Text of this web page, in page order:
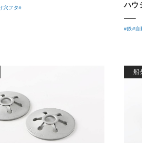
穴フタ# ハウ
#鉄#自
船